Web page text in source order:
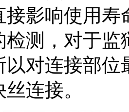
接影响使用寿
检测，对于
以对连接部
连接。